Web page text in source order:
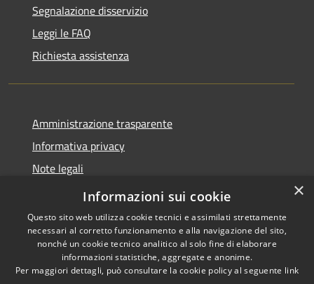
Segnalazione disservizio
Leggi le FAQ
Richiesta assistenza
Amministrazione trasparente
Informativa privacy
Note legali
Dichiarazione di accessibilità
Accessibilità
Copyright © 2026 • Comune di
Stezzano • Powered by
×
Informazioni sui cookie
Questo sito web utilizza cookie tecnici e assimilati strettamente
necessari al corretto funzionamento e alla navigazione del sito,
nonché un cookie tecnico analitico al solo fine di elaborare
informazioni statistiche, aggregate e anonime.
Per maggiori dettagli, può consultare la cookie policy al seguente link